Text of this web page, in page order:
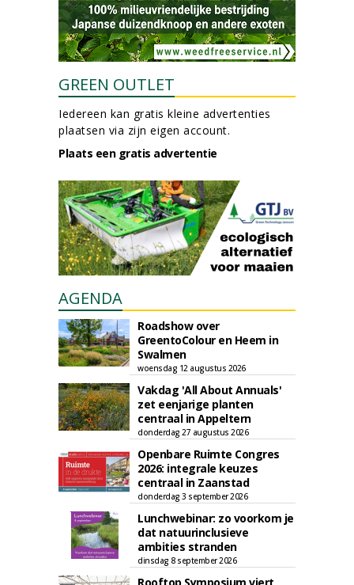
GREEN OUTLET
Iedereen kan gratis kleine advertenties
plaatsen via zijn eigen account.
Plaats een gratis advertentie
AGENDA
Roadshow over
GreentoColour en Heem in
Swalmen
woensdag 12 augustus 2026
Vakdag 'All About Annuals'
zet eenjarige planten
centraal in Appeltern
donderdag 27 augustus 2026
Openbare Ruimte Congres
2026: integrale keuzes
centraal in Zaanstad
donderdag 3 september 2026
Lunchwebinar: zo voorkom je
dat natuurinclusieve
ambities stranden
dinsdag 8 september 2026